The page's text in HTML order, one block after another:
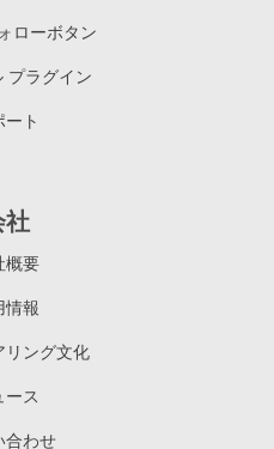
ローボタン
プラグイン
ート
社
概要
情報
リング文化
ース
合わせ